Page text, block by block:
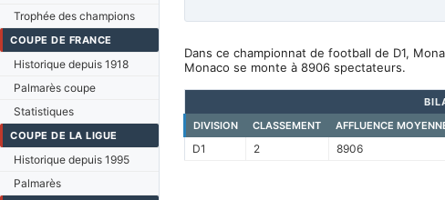
Trophée des champions
COUPE DE FRANCE
Historique depuis 1918
Palmarès coupe
Statistiques
COUPE DE LA LIGUE
Historique depuis 1995
Palmarès
Dans ce championnat de football de D1,
Monaco se monte à 8906 spectateurs.
DIVISION
CLASSEMENT AFFLUENCE
D1 2 8906